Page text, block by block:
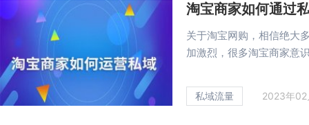
淘宝商家如何通过
关于淘宝网购，相信绝大
加激烈，很多淘宝商家意
私域流量 2023年